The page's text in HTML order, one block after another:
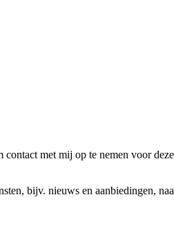
met mij op te nemen voor
bijv. nieuws en aanbiedingen,